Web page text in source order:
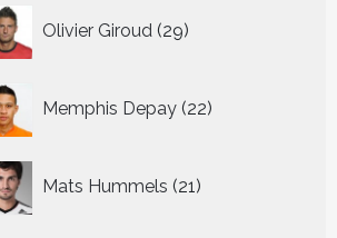
Olivier Giroud 29
producten
Memphis Depay 22
producten
Mats Hummels 21
producten